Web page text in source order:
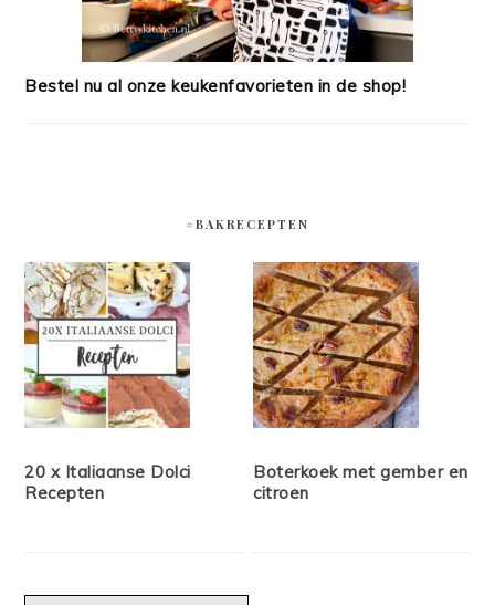
Bestel nu al onze keukenfavorieten in de shop!
#BAKRECEPTEN
20 x Italiaanse Dolci
Recepten
Boterkoek met gember en
citroen